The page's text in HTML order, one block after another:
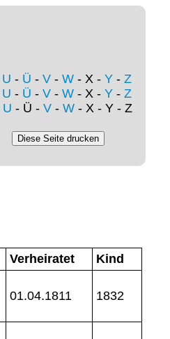
U - Ü - V - W - X - Y - Z
U - Ü - V - W - X - Y - Z
U - Ü - V- W- X - Y - Z
Verheiratet Kind
01.04.1811 1832